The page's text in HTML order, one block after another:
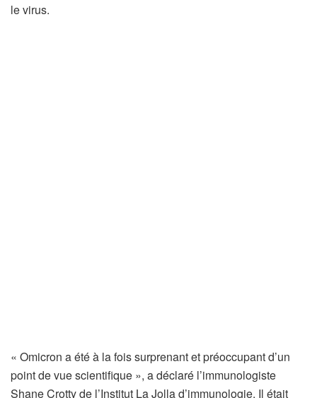
le virus.
« Omicron a été à la fois surprenant et préoccupant d’un
point de vue scientifique », a déclaré l’immunologiste
Shane Crotty de l’Institut La Jolla d’immunologie. Il était